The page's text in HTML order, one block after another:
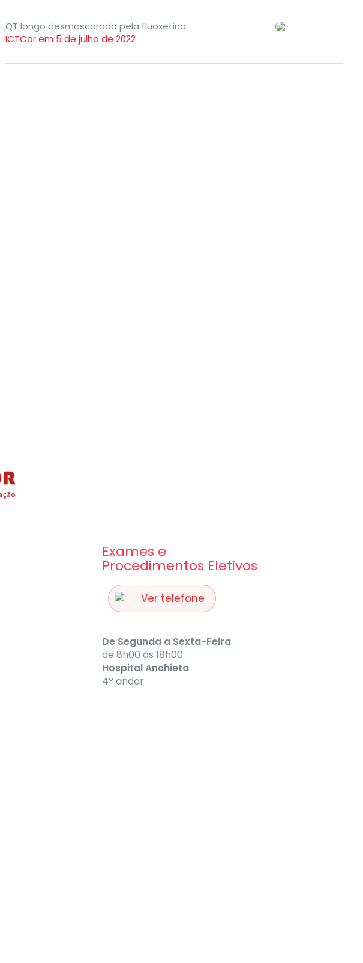
QT longo desmascarado pela fluoxetina
ICTCor em 5 de julho de 2022
Exames e
Procedimentos Eletivos
Ver telefone
De Segunda a Sexta-Feira
de 8h00 às 18h00
Hospital Anchieta
4º andar